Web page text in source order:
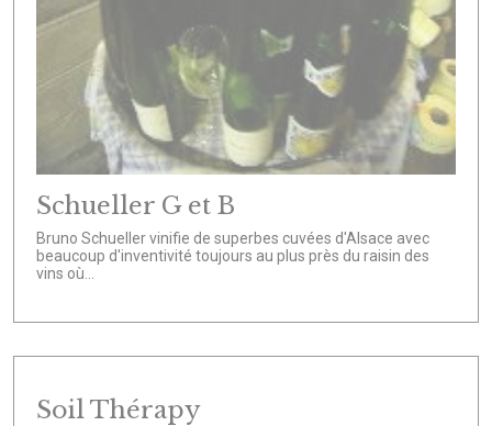
Schueller G et B
Bruno Schueller vinifie de superbes cuvées d'Alsace avec
beaucoup d'inventivité toujours au plus près du raisin des
vins où...
Soil Thérapy